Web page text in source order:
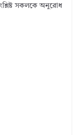
সকলকে অনুরোধ